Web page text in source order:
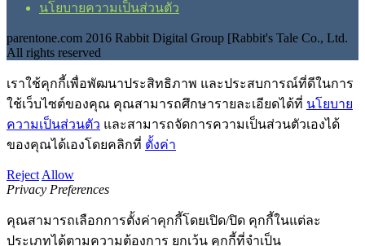
นโยบายความเป็นส่วนตัว
parentone.com 2016 Rabbit Digital Group [Rabbit's Tale Co., Ltd.
All rights reserved
เราใช้คุกกี้เพื่อพัฒนาประสิทธิภาพ และประสบการณ์ที่ดีในการ
ใช้เว็บไซต์ของคุณ คุณสามารถศึกษารายละเอียดได้ที่ นโยบาย
ความเป็นส่วนตัว และสามารถจัดการความเป็นส่วนตัวเองได้
ของคุณได้เองโดยคลิกที่ ตั้งค่า
Reject Allow
Privacy Preferences
คุณสามารถเลือกการตั้งค่าคุกกี้โดยเปิด/ปิด คุกกี้ในแต่ละ
ประเภทได้ตามความต้องการ ยกเว้น คุกกี้ที่จำเป็น